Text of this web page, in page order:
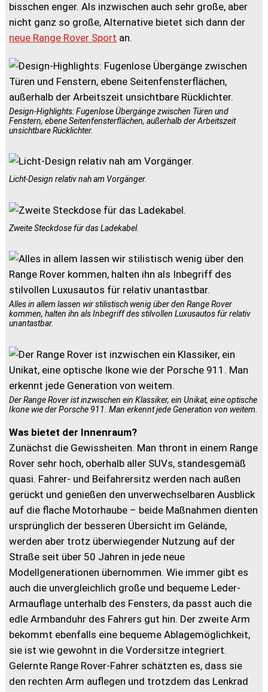
bisschen enger. Als inzwischen auch sehr große, aber
nicht ganz so große, Alternative bietet sich dann der
neue Range Rover Sport an.
Design-Highlights: Fugenlose Übergänge zwischen Türen und
Fenstern, ebene Seitenfensterflächen, außerhalb der Arbeitszeit
unsichtbare Rücklichter.
Licht-Design relativ nah am Vorgänger.
Zweite Steckdose für das Ladekabel.
Alles in allem lassen wir stilistisch wenig über den Range Rover
kommen, halten ihn als Inbegriff des stilvollen Luxusautos für relativ
unantastbar.
Der Range Rover ist inzwischen ein Klassiker, ein Unikat, eine optische
Ikone wie der Porsche 911. Man erkennt jede Generation von weitem.
Was bietet der Innenraum?
Zunächst die Gewissheiten. Man thront in einem Range
Rover sehr hoch, oberhalb aller SUVs, standesgemäß
quasi. Fahrer- und Beifahrersitz werden nach außen
gerückt und genießen den unverwechselbaren Ausblick
auf die flache Motorhaube – beide Maßnahmen dienten
ursprünglich der besseren Übersicht im Gelände,
werden aber trotz überwiegender Nutzung auf der
Straße seit über 50 Jahren in jede neue
Modellgenerationen übernommen. Wie immer gibt es
auch die unvergleichlich große und bequeme Leder-
Armauflage unterhalb des Fensters, da passt auch die
edle Armbanduhr des Fahrers gut hin. Der zweite Arm
bekommt ebenfalls eine bequeme Ablagemöglichkeit,
sie ist wie gewohnt in die Vordersitze integriert.
Gelernte Range Rover-Fahrer schätzten es, dass sie
den rechten Arm auflegen und trotzdem das Lenkrad